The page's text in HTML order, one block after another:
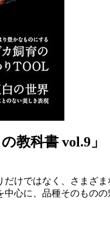
教科書 vol.9」
けではなく、さまざ
心に、品種そのもの